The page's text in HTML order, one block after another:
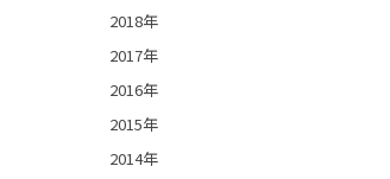
2018年
2017年
2016年
2015年
2014年